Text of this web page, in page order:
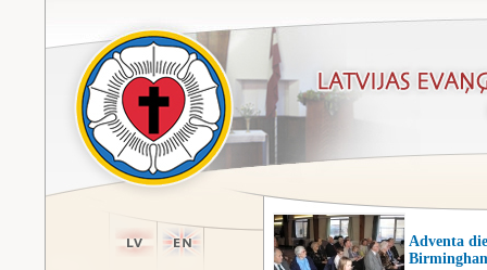
Adventa